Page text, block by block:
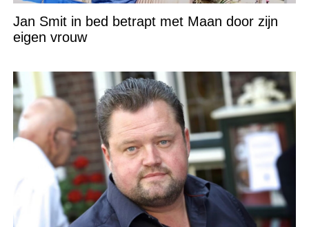
Jan Smit in bed betrapt met Maan door zijn
eigen vrouw